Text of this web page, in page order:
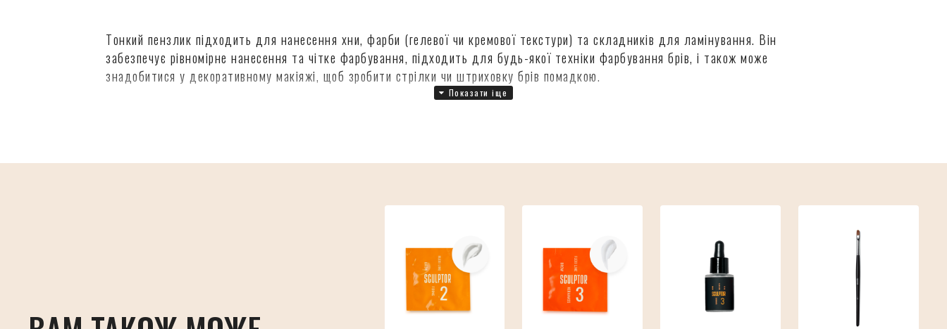
Тонкий пензлик підходить для нанесення хни, фарби (гелевої чи кремової текстури) та складників для ламінування. Він
забезпечує рівномірне нанесення та чітке фарбування, підходить для будь-якої техніки фарбування брів, і також може
знадобитися у декоративному макіяжі, щоб зробити стрілки чи штриховку брів помадкою.